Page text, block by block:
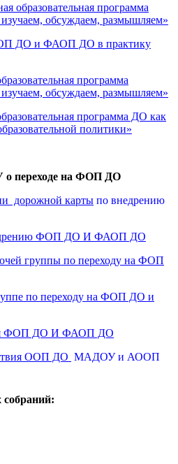
образовательная программа
обсуждаем, размышляем»
ДО и ФАОП ДО в практику
программа
обсуждаем, размышляем»
программа ДО как
политики»
переходе на ФОП ДО
дорожной карты по внедрению
ФОП ДО И ФАОП ДО
группы по переходу на ФОП
по переходу на ФОП ДО и
ФОП ДО И ФАОП ДО
ООП ДО МАДОУ и АООП